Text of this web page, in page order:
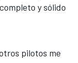
y sólido
pilotos me